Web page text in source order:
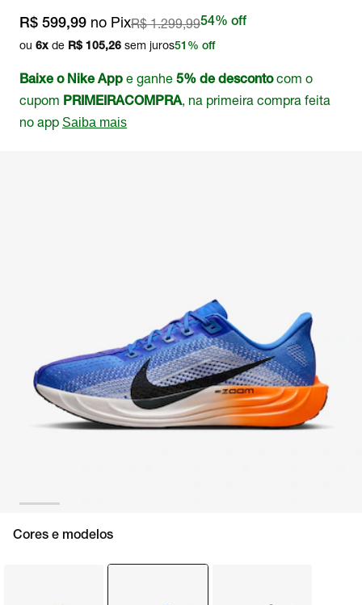
R$ 599,99 no PixR$ 1.299,9954% off
ou 6x de R$ 105,26 sem juros51% off
Baixe o Nike App e ganhe 5% de descontocom o
cupom PRIMEIRACOMPRA, na primeira compra feita
no app Saiba mais
Cores e modelos